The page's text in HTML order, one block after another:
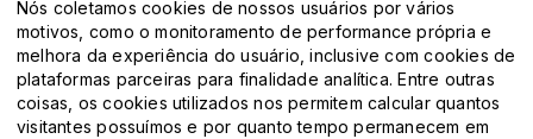
Nós coletamos cookies de nossos usuários por vários
motivos, como o monitoramento de performance própria e
melhora da experiência do usuário, inclusive com cookies de
plataformas parceiras para finalidade analítica. Entre outras
coisas, os cookies utilizados nos permitem calcular quantos
visitantes possuímos e por quanto tempo permanecem em